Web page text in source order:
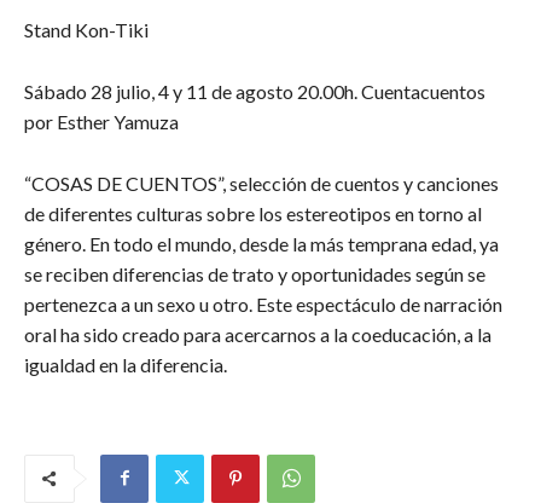
Stand Kon-Tiki
Sábado 28 julio, 4 y 11 de agosto 20.00h. Cuentacuentos
por Esther Yamuza
“COSAS DE CUENTOS”, selección de cuentos y canciones
de diferentes culturas sobre los estereotipos en torno al
género. En todo el mundo, desde la más temprana edad, ya
se reciben diferencias de trato y oportunidades según se
pertenezca a un sexo u otro. Este espectáculo de narración
oral ha sido creado para acercarnos a la coeducación, a la
igualdad en la diferencia.